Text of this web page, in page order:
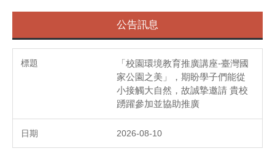
公告訊息
「校園環境教育推廣講座-臺灣國
家公園之美」，期盼學子們能從
小接觸大自然，故誠摯邀請 貴校
踴躍參加並協助推廣
2026-08-10